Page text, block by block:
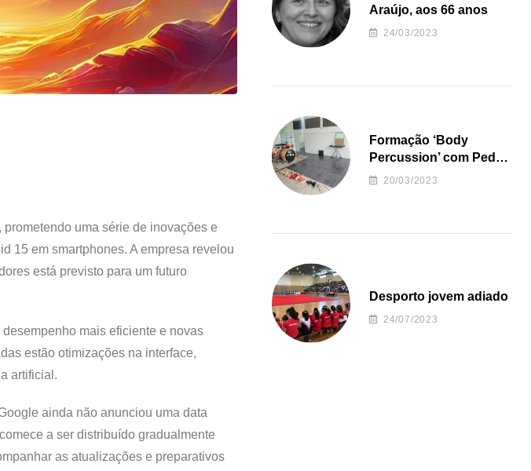
uma série de inovações e
15 em smartphones. A empresa revelou
está previsto para um futuro
mais eficiente e novas
estão otimizações na interface,
artificial.
ainda não anunciou uma data
a ser distribuído gradualmente
as atualizações e preparativos
Araújo, aos 66 anos
24/03/2023
Formação ‘Body
Percussion’ com Pedro
Almeida
20/03/2023
Desporto jovem adiado
24/07/2023